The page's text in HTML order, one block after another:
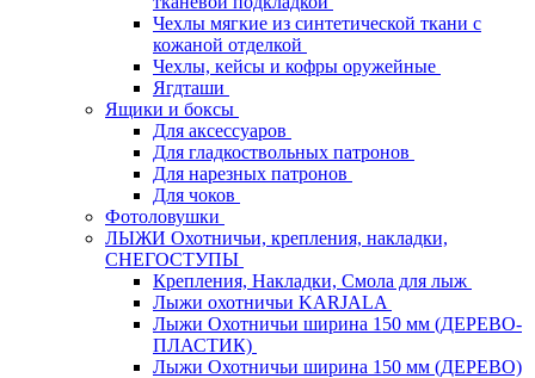
Чехлы мягкие из синтетической ткани с
кожаной отделкой
Чехлы, кейсы и кофры оружейные
Ягдташи
Ящики и боксы
Для аксессуаров
Для гладкоствольных патронов
Для нарезных патронов
Для чоков
Фотоловушки
ЛЫЖИ Охотничьи, крепления, накладки,
СНЕГОСТУПЫ
Крепления, Накладки, Смола для лыж
Лыжи охотничьи KARJALA
Лыжи Охотничьи ширина 150 мм (ДЕРЕВО-
ПЛАСТИК)
Лыжи Охотничьи ширина 150 мм (ДЕРЕВО)